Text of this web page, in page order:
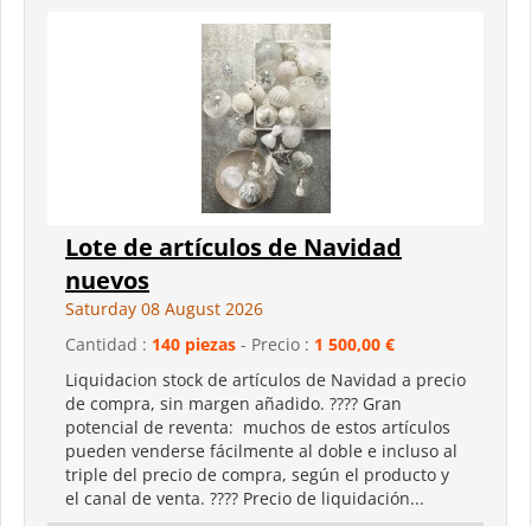
Lote de artículos de Navidad
nuevos
Saturday 08 August 2026
Cantidad : 140 piezas - Precio : 1 500,00 €
Liquidacion stock de artículos de Navidad a precio
de compra, sin margen añadido. ???? Gran
potencial de reventa: muchos de estos artículos
pueden venderse fácilmente al doble e incluso al
triple del precio de compra, según el producto y
el canal de venta. ???? Precio de liquidación...